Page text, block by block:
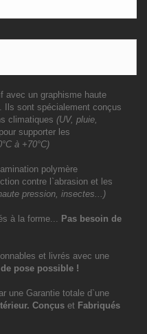
avec un graphisme haute
Ils sont spécialement conçus
climatiques (UV, pluie,
supporter les
à +70°C)
polymère
contre l`abrasion et les
pression, insectes...)
à la forme... Pas besoin de
et livrés avec une
pose possible !
une Garantie totale d`une
. Conçus et Fabriqués